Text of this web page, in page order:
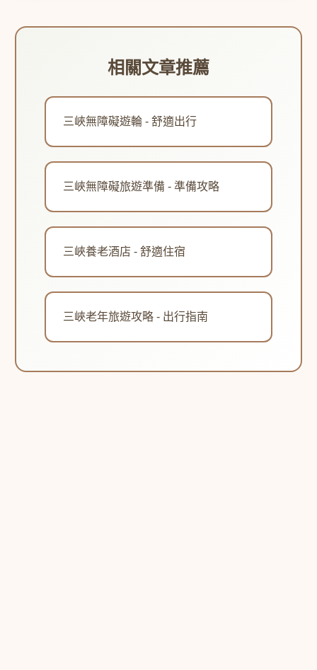
相關文章推薦
三峽無障礙遊輪 - 舒適出行
三峽無障礙旅遊準備 - 準備攻略
三峽養老酒店 - 舒適住宿
三峽老年旅遊攻略 - 出行指南